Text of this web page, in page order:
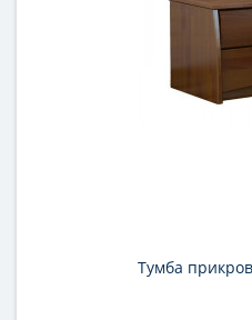
Тумба